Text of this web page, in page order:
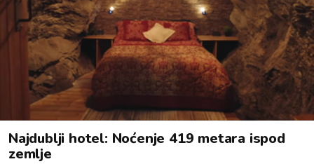
Najdublji hotel: Noćenje 419 metara ispod
zemlje